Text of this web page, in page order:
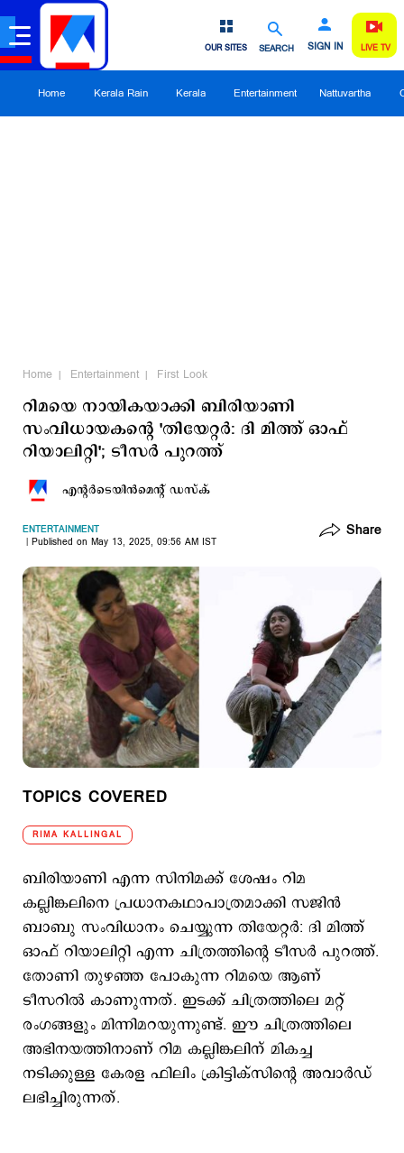
SEARCH SIGN IN
OUR SITES LIVE TV
Home Kerala Rain Kerala Entertainment Nattuvartha
Home Entertainment First Look
റിമയെ നായികയാക്കി ബിരിയാണി
സംവിധായകന്‍റെ 'തിയേറ്റര്‍: ദി മിത്ത് ഓഫ്
റിയാലിറ്റി'; ടീസര്‍ പുറത്ത്
എന്‍റര്‍ടെയിന്‍മെന്‍റ് ഡസ്ക്
ENTERTAINMENT
Published on May 13, 2025, 09:56 AM IST
Share
TOPICS COVERED
RIMA KALLINGAL
ബിരിയാണി എന്ന സിനിമക്ക് ശേഷം റിമ
കല്ലിങ്കലിനെ പ്രധാനകഥാപാത്രമാക്കി സജിന്‍
ബാബു സംവിധാനം ചെയ്യുന്ന തിയേറ്റര്‍: ദി മിത്ത്
ഓഫ് റിയാലിറ്റി എന്ന ചിത്രത്തിന്‍റെ ടീസര്‍ പുറത്ത്.
തോണി തുഴഞ്ഞ പോകുന്ന റിമയെ ആണ്
ടീസറില്‍ കാണുന്നത്. ഇടക്ക് ചിത്രത്തിലെ മറ്റ്
രംഗങ്ങളും മിന്നിമറയുന്നുണ്ട്. ഈ ചിത്രത്തിലെ
അഭിനയത്തിനാണ് റിമ കല്ലിങ്കലിന് മികച്ച
നടിക്കുള്ള കേരള ഫിലിം ക്രിട്ടിക്സിന്റെ അവാർഡ്
ലഭിച്ചിരുന്നത്.